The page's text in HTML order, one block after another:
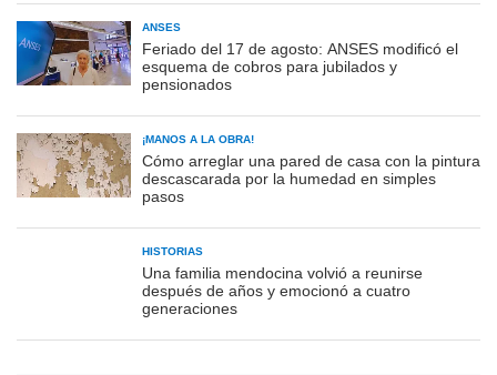
ANSES
Feriado del 17 de agosto: ANSES modificó el
esquema de cobros para jubilados y
pensionados
¡MANOS A LA OBRA!
Cómo arreglar una pared de casa con la pintura
descascarada por la humedad en simples
pasos
HISTORIAS
Una familia mendocina volvió a reunirse
después de años y emocionó a cuatro
generaciones